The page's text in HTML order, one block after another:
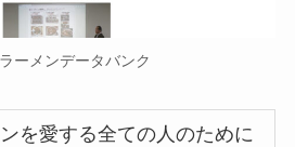
ーメンデータバンク
を愛する全ての人のために